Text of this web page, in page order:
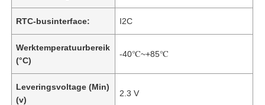
RTC-businterface: I2C
Werktemperatuurbereik
(°C)
-40℃~+85℃
Leveringsvoltage (Min)
(v)
2.3 V